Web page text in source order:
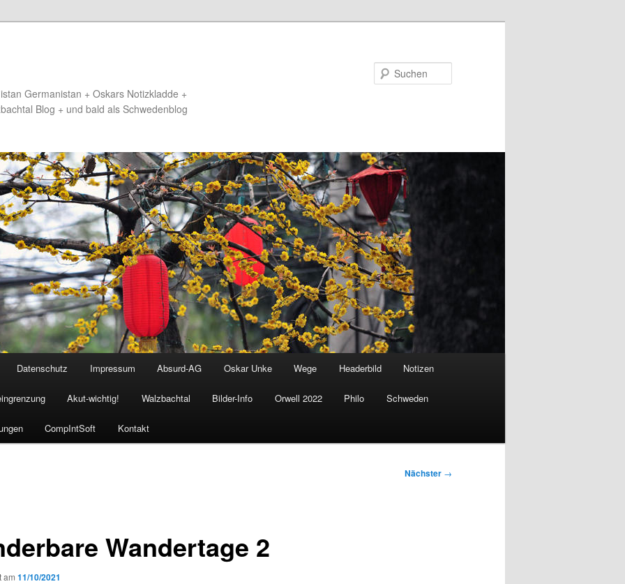
Germanistan + Oskars Notizkladde +
Blog + und bald als Schwedenblog
Datenschutz Impressum Absurd-AG Oskar Unke Wege Headerbild Notizen
Akut-wichtig! Walzbachtal Bilder-Info Orwell 2022 Philo Schweden
CompIntSoft Kontakt
Nächster →
Wandertage 2
am 11/10/2021